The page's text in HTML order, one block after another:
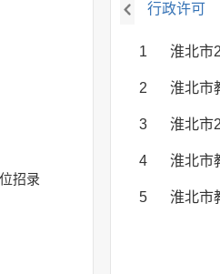
招录
行政许可
1 淮北市
2 淮北市
3 淮北市
4 淮北市
5 淮北市